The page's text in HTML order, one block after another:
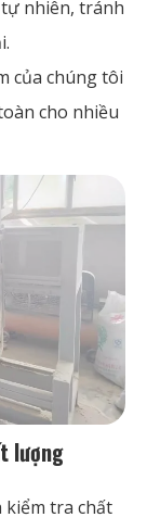
nhiên, tránh
của chúng tôi
cho nhiều
lượng
tra chất